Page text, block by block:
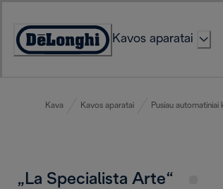
Content
Accessibility
Kavos aparatai
Kava Kavos aparatai Pusiau automatiniai
„La Specialista Arte“